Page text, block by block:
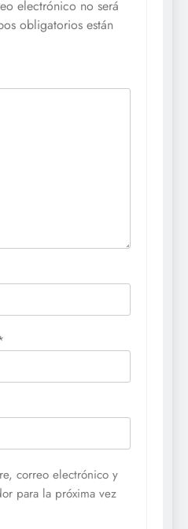
electrónico no será
obligatorios están
correo electrónico y
para la próxima vez